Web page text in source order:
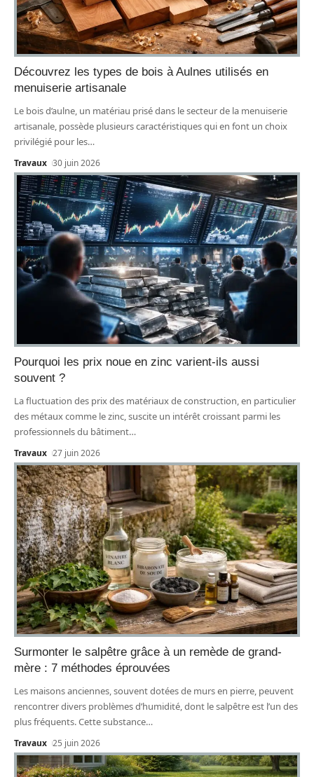
Découvrez les types de bois à Aulnes utilisés en
menuiserie artisanale
Le bois d’aulne, un matériau prisé dans le secteur de la menuiserie
artisanale, possède plusieurs caractéristiques qui en font un choix
privilégié pour les…
Travaux 30 juin 2026
Pourquoi les prix noue en zinc varient-ils aussi
souvent ?
La fluctuation des prix des matériaux de construction, en particulier
des métaux comme le zinc, suscite un intérêt croissant parmi les
professionnels du bâtiment…
Travaux 27 juin 2026
Surmonter le salpêtre grâce à un remède de grand-
mère : 7 méthodes éprouvées
Les maisons anciennes, souvent dotées de murs en pierre, peuvent
rencontrer divers problèmes d’humidité, dont le salpêtre est l’un des
plus fréquents. Cette substance…
Travaux 25 juin 2026